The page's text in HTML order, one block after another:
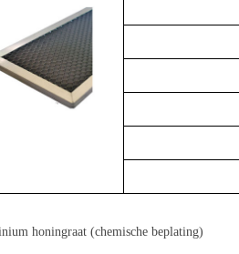
honingraat (chemische beplating)